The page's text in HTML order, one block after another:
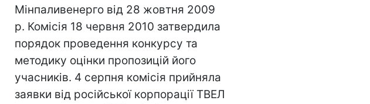
Мінпаливенерго від 28 жовтня 2009
р. Комісія 18 червня 2010 затвердила
порядок проведення конкурсу та
методику оцінки пропозицій його
учасників. 4 серпня комісія прийняла
заявки від російської корпорації ТВЕЛ